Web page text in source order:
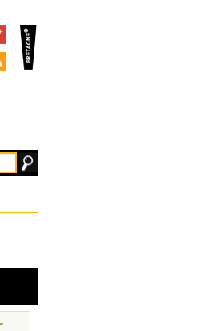
Google+
Syndication